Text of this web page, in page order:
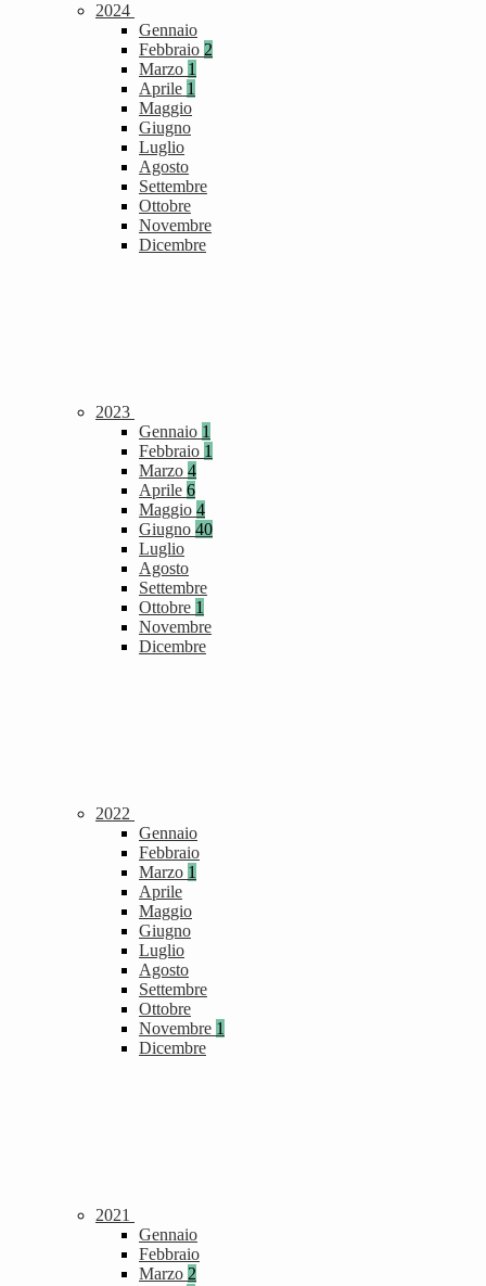
2024
Gennaio
Febbraio 2
Marzo 1
Aprile 1
Maggio
Giugno
Luglio
Agosto
Settembre
Ottobre
Novembre
Dicembre
2023
Gennaio 1
Febbraio 1
Marzo 4
Aprile 6
Maggio 4
Giugno 40
Luglio
Agosto
Settembre
Ottobre 1
Novembre
Dicembre
2022
Gennaio
Febbraio
Marzo 1
Aprile
Maggio
Giugno
Luglio
Agosto
Settembre
Ottobre
Novembre 1
Dicembre
2021
Gennaio
Febbraio
Marzo 2